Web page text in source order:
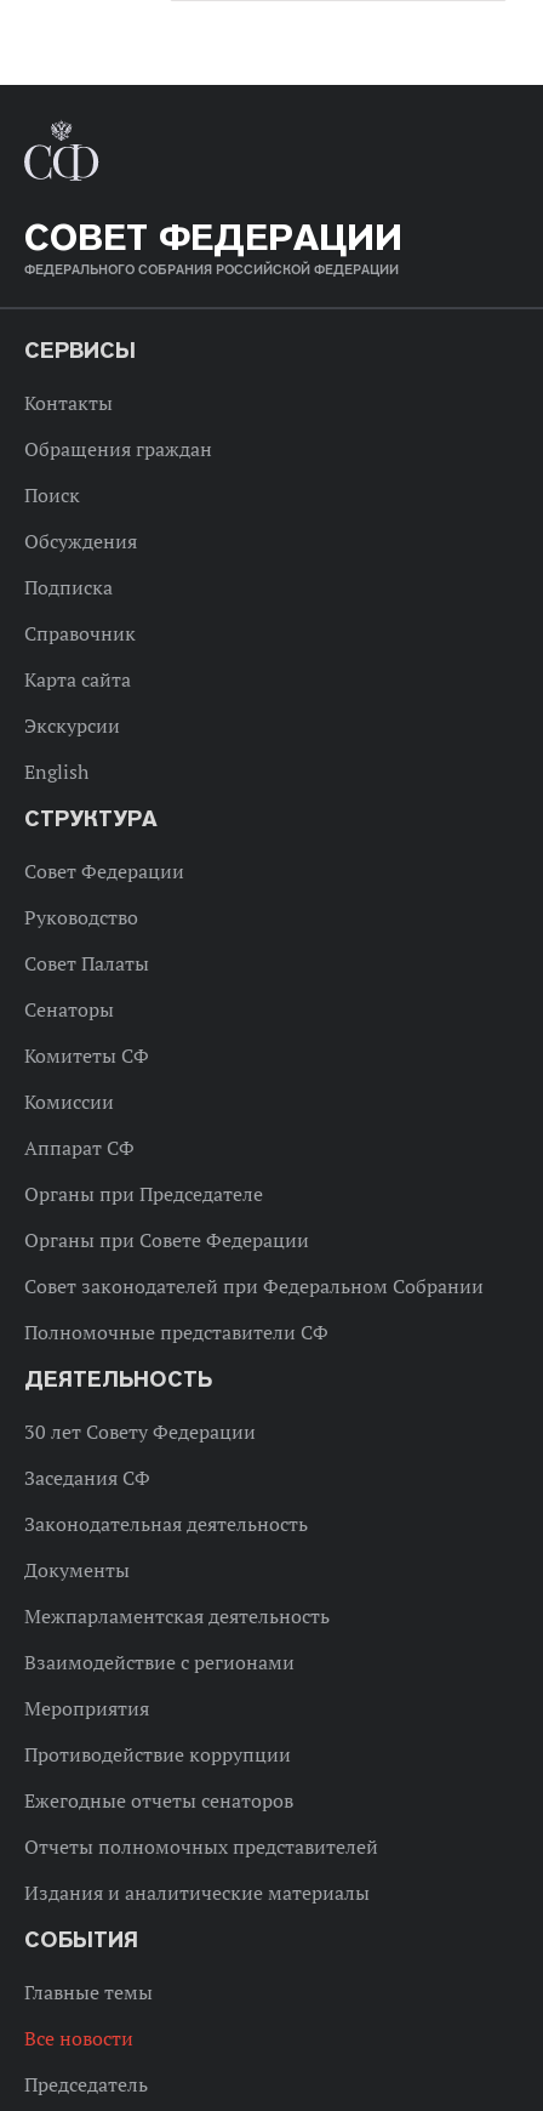
СОВЕТ ФЕДЕРАЦИИ
ФЕДЕРАЛЬНОГО СОБРАНИЯ РОССИЙСКОЙ ФЕДЕРАЦИИ
СЕРВИСЫ
Контакты
Обращения граждан
Поиск
Обсуждения
Подписка
Справочник
Карта сайта
Экскурсии
English
СТРУКТУРА
Совет Федерации
Руководство
Совет Палаты
Сенаторы
Комитеты СФ
Комиссии
Аппарат СФ
Органы при Председателе
Органы при Совете Федерации
Совет законодателей при Федеральном Собрании
Полномочные представители СФ
ДЕЯТЕЛЬНОСТЬ
30 лет Совету Федерации
Заседания СФ
Законодательная деятельность
Документы
Межпарламентская деятельность
Взаимодействие с регионами
Мероприятия
Противодействие коррупции
Ежегодные отчеты сенаторов
Отчеты полномочных представителей
Издания и аналитические материалы
СОБЫТИЯ
Главные темы
Все новости
Председатель